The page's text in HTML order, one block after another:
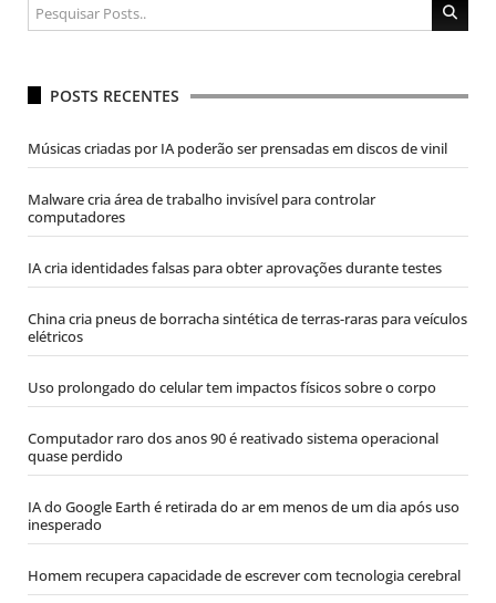
POSTS RECENTES
Músicas criadas por IA poderão ser prensadas em discos de vinil
Malware cria área de trabalho invisível para controlar
computadores
IA cria identidades falsas para obter aprovações durante testes
China cria pneus de borracha sintética de terras-raras para veículos
elétricos
Uso prolongado do celular tem impactos físicos sobre o corpo
Computador raro dos anos 90 é reativado sistema operacional
quase perdido
IA do Google Earth é retirada do ar em menos de um dia após uso
inesperado
Homem recupera capacidade de escrever com tecnologia cerebral